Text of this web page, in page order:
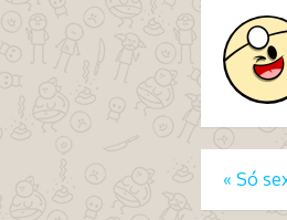
« Só